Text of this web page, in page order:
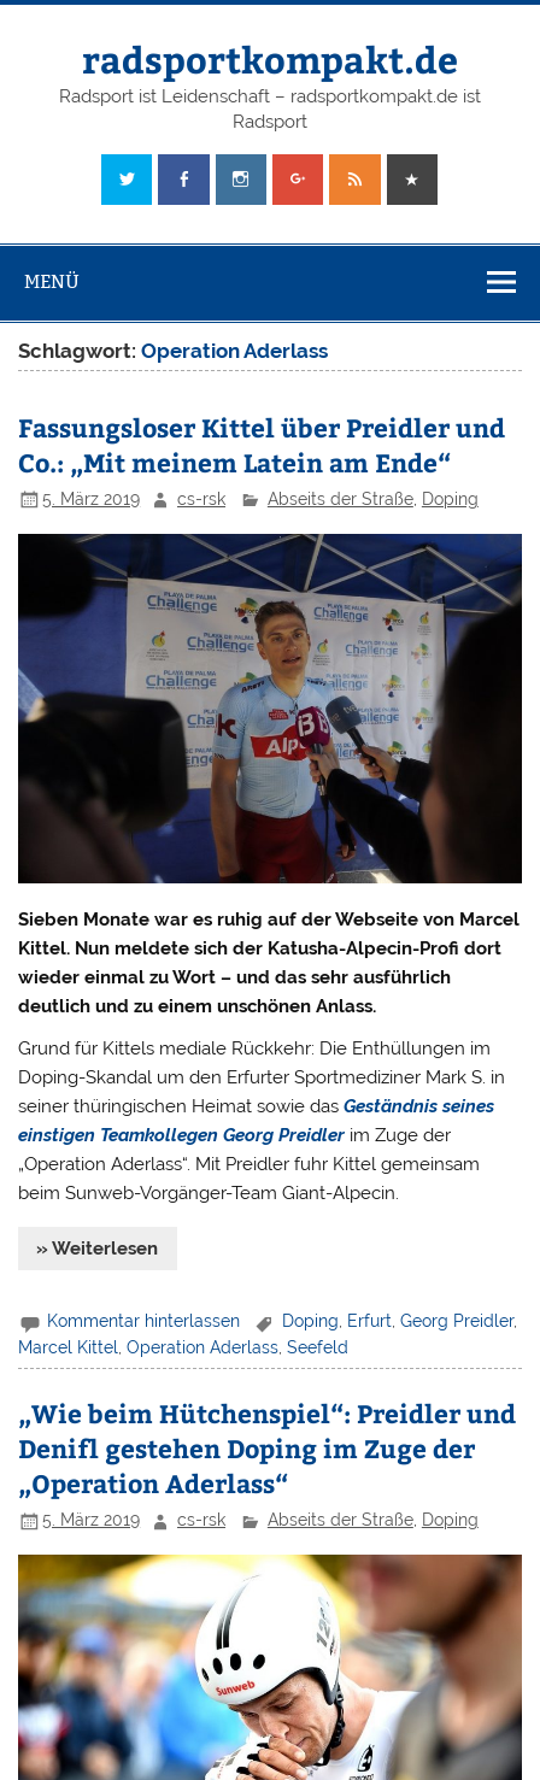
radsportkompakt.de
Radsport ist Leidenschaft – radsportkompakt.de ist
Radsport
MENÜ
Schlagwort:Operation Aderlass
Fassungsloser Kittel über Preidler und
Co.: „Mit meinem Latein am Ende“
5. März 2019 cs-rsk Abseits der Straße, Doping
Sieben Monate war es ruhig auf der Webseite von Marcel
Kittel. Nun meldete sich der Katusha-Alpecin-Profi dort
wieder einmal zu Wort – und das sehr ausführlich
deutlich und zu einem unschönen Anlass.
Grund für Kittels mediale Rückkehr: Die Enthüllungen im
Doping-Skandal um den Erfurter Sportmediziner Mark S. in
seiner thüringischen Heimat sowie dasGeständnis seines
einstigen Teamkollegen Georg Preidler im Zuge der
„Operation Aderlass“. Mit Preidler fuhr Kittel gemeinsam
beim Sunweb-Vorgänger-Team Giant-Alpecin.
» Weiterlesen
Kommentar hinterlassen Doping, Erfurt,Georg Preidler,
Marcel Kittel ,Operation Aderlass ,Seefeld
„Wie beim Hütchenspiel“: Preidler und
Denifl gestehen Doping im Zuge der
„Operation Aderlass“
5. März 2019 cs-rsk Abseits der Straße, Doping